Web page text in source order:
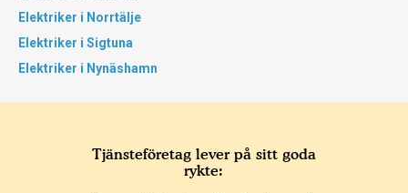
Elektriker i Norrtälje
Elektriker i Sigtuna
Elektriker i Nynäshamn
Tjänsteföretag lever på sitt goda
rykte: